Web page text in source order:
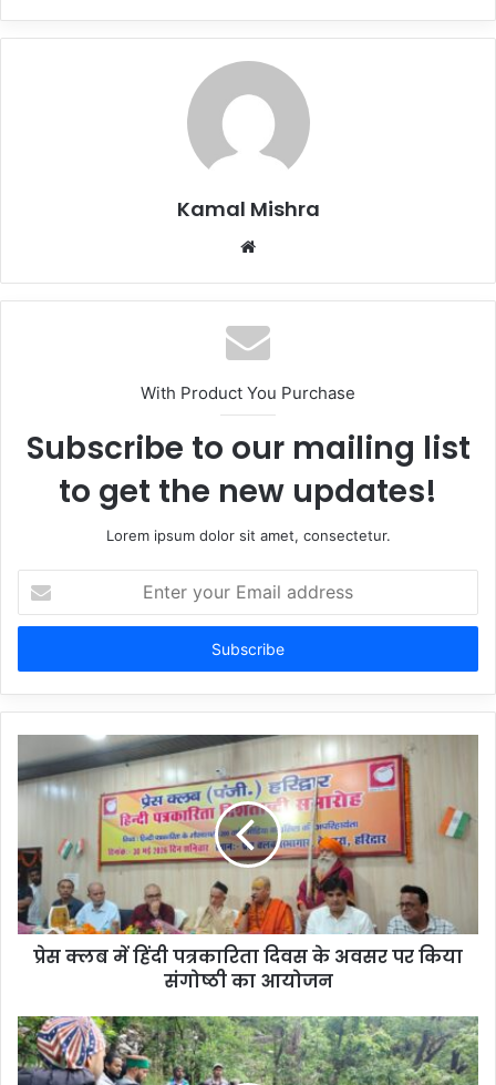
Kamal Mishra
Website
With Product You Purchase
Subscribe to our mailing list
to get the new updates!
Lorem ipsum dolor sit amet, consectetur.
your
Email
प्रेस क्लब में हिंदी पत्रकारिता दिवस के अवसर पर किया
संगोष्ठी का आयोजन